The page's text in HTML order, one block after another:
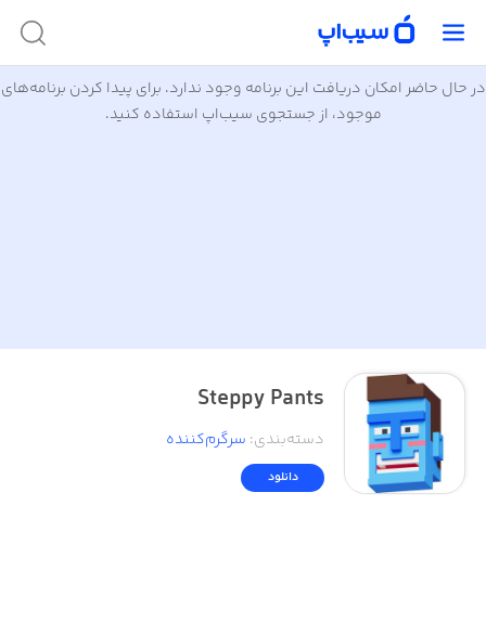
در حال حاضر امکان دریافت این برنامه وجود ندارد. برای پیدا کردن برنامه‌های
موجود، از جستجوی سیب‌اپ استفاده کنید.
Steppy Pants
دسته‌بندی: سرگرم‌کننده
دانلود